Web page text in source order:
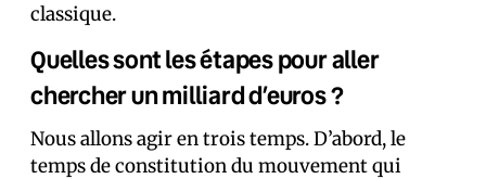
classique.
Quelles sont les étapes pour aller
chercher un milliard d’euros ?
Nous allons agir en trois temps. D’abord, le
temps de constitution du mouvement qui